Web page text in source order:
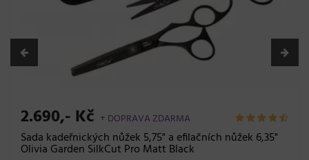
nůžek 6,35"
230,- Kč
Slaný texturizační sprej Subrina
Define Salt Spray - 150 ml